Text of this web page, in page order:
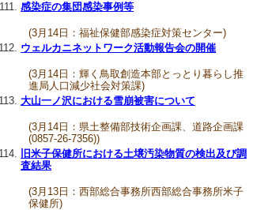
感染症の集団感染事例等
(3月14日：福祉保健部感染症対策センター)
ウェルカニネットワーク活動報告会の開催
(3月14日：輝く鳥取創造本部とっとり暮らし推
進局人口減少社会対策課)
大山一ノ沢における雪崩被害について
(3月14日：県土整備部技術企画課、道路企画課
(0857-26-7356))
旧米子保健所における土壌汚染物質の検出及び調
査結果
(3月13日：西部総合事務所西部総合事務所米子
保健所)